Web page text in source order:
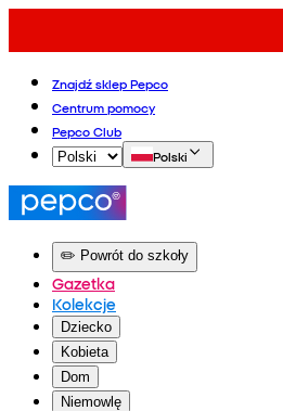
Znajdź sklep Pepco
Centrum pomocy
Pepco Club
Polski
✏️ Powrót do szkoły
Gazetka
Kolekcje
Dziecko
Kobieta
Dom
Niemowlę